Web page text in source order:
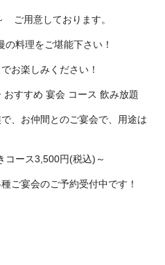
ご用意しております。
料理をご堪能下さい！
お楽しみください！
すすめ 宴会 コース 飲み放題
、お仲間とのご宴会で、用途は
コース3,500円(税込)～
ご宴会のご予約受付中です！